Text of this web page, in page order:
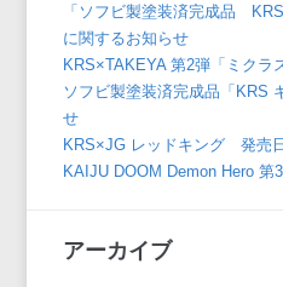
「ソフビ製塗装済完成品
に関するお知らせ
KRS×TAKEYA 第2弾「ミクラ
ソフビ製塗装済完成品「KRS
せ
KRS×JG レッドキング 発売
KAIJU DOOM Demon Hero
アーカイブ